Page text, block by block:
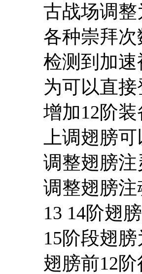
古战场调
各种崇拜
检测到加
为可以直接
增加12阶装
上调翅膀
调整翅膀
调整翅膀
13 14阶翅
15阶段翅
翅膀前12